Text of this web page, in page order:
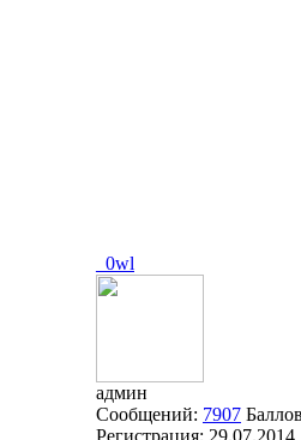
_0wl
админ
Сообщений: 7907